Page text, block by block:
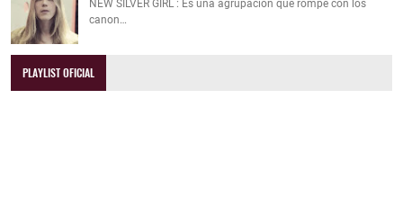
NEW SILVER GIRL : Es una agrupación que rompe con los
canon…
PLAYLIST OFICIAL